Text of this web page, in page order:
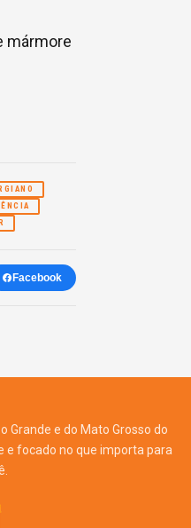
mármore
Facebook
Grande e do Mato Grosso do
e focado no que importa para